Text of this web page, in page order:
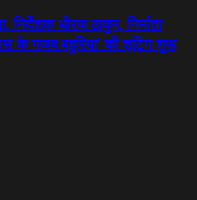
निर्देशक धीरज ठाकुर, निर्माता
के गजब बहुरिया’ की शूटिंग शुरू